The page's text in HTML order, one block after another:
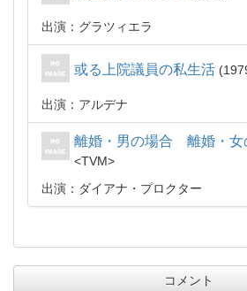
出演：グラツィエラ
或る上院議員の私生活
出演：アルデナ
離婚・男の場合 離婚・女
TVM
出演：ダイアナ・プロクター
コメント